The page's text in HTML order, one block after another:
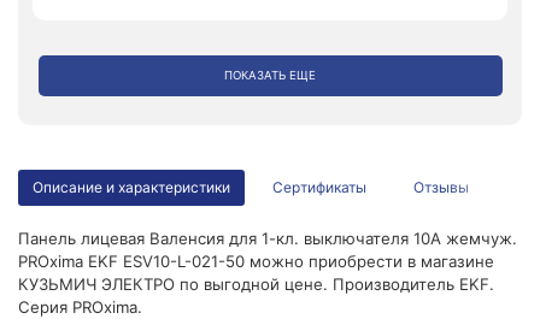
ПОКАЗАТЬ ЕЩЕ
Описание и характеристики Сертификаты Отзывы
Панель лицевая Валенсия для 1-кл. выключателя 10А жемчуж.
PROxima EKF ESV10-L-021-50 можно приобрести в магазине
КУЗЬМИЧ ЭЛЕКТРО по выгодной цене. Производитель EKF.
Серия PROxima.